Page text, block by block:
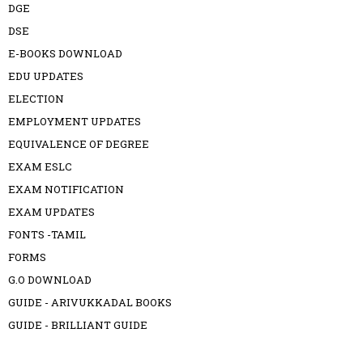
DGE
DSE
E-BOOKS DOWNLOAD
EDU UPDATES
ELECTION
EMPLOYMENT UPDATES
EQUIVALENCE OF DEGREE
EXAM ESLC
EXAM NOTIFICATION
EXAM UPDATES
FONTS -TAMIL
FORMS
G.O DOWNLOAD
GUIDE - ARIVUKKADAL BOOKS
GUIDE - BRILLIANT GUIDE